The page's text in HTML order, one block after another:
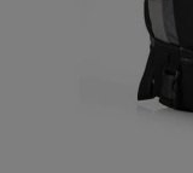
最近閲覧した商品